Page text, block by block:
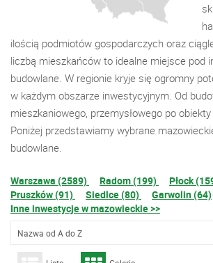
ilością podmiotów gospodarczych oraz
liczbą mieszkańców to idealne miejsce pod
budowlane. W regionie kryje się ogromny
w każdym obszarze inwestycyjnym. Od
mieszkaniowego, przemysłowego po
Poniżej przedstawiamy wybrane
budowlane.
Warszawa (2589) Radom (199)
Płock
Pruszków (91)
Siedlce (80)
Garwolin (64)
Inne inwestycje w mazowieckie >>
Nazwa od A do Z